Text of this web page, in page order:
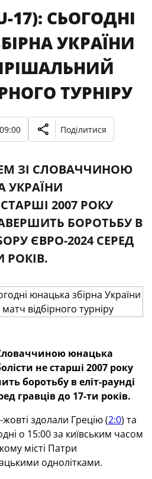
17): СЬОГОДНІ
УКРАЇНИ
ТУРНІРУ
Поділитися
ЗІ СЛОВАЧЧИНОЮ
УКРАЇНИ
2007 РОКУ
БОРОТЬБУ В
ЄВРО-2024 СЕРЕД
РОКІВ.
юнацька
не старші 2007 року
боротьбу в еліт-раунді
гравців до 17-ти років.
здолали Грецію (2:0) та
о 15:00 за київським часом
місті Патри
однолітками.